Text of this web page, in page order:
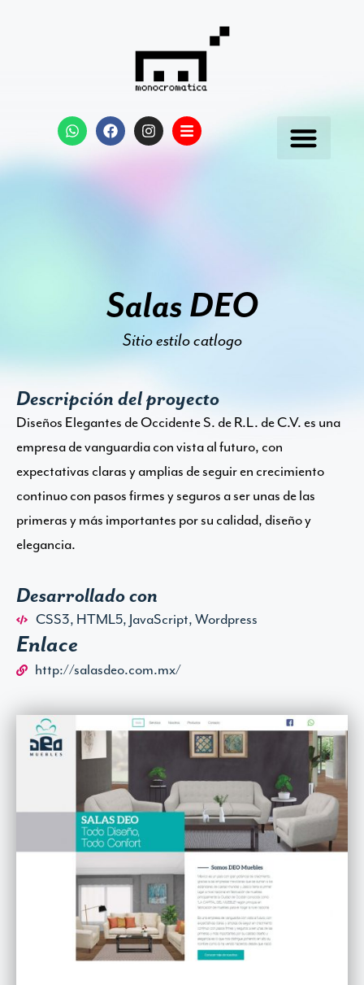
Salas DEO
Sitio estilo catlogo
Descripción del proyecto
Diseños Elegantes de Occidente S. de R.L. de C.V. es una
empresa de vanguardia con vista al futuro, con
expectativas claras y amplias de seguir en crecimiento
continuo con pasos firmes y seguros a ser unas de las
primeras y más importantes por su calidad, diseño y
elegancia.
Desarrollado con
CSS3, HTML5, JavaScript, Wordpress
Enlace
http://salasdeo.com.mx/